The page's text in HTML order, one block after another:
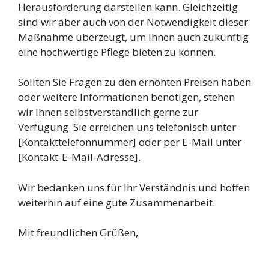
Herausforderung darstellen kann. Gleichzeitig
sind wir aber auch von der Notwendigkeit dieser
Maßnahme überzeugt, um Ihnen auch zukünftig
eine hochwertige Pflege bieten zu können.
Sollten Sie Fragen zu den erhöhten Preisen haben
oder weitere Informationen benötigen, stehen
wir Ihnen selbstverständlich gerne zur
Verfügung. Sie erreichen uns telefonisch unter
[Kontakttelefonnummer] oder per E-Mail unter
[Kontakt-E-Mail-Adresse].
Wir bedanken uns für Ihr Verständnis und hoffen
weiterhin auf eine gute Zusammenarbeit.
Mit freundlichen Grüßen,